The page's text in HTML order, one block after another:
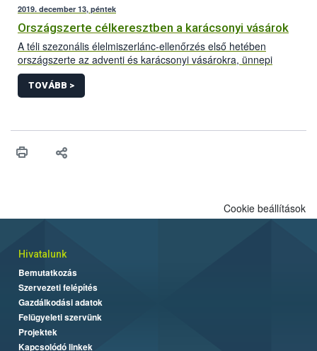
2019. december 13, péntek
Országszerte célkeresztben a karácsonyi vásárok
A téli szezonális élelmiszerlánc-ellenőrzés első hetében
országszerte az adventi és karácsonyi vásárokra, ünnepi
rendezvényekre és azok portékáira fókuszáltak az
élelmiszerlánc-biztonsági szakemberek. Eddig főként kisebb, az
élelmiszerbiztonságot kevésbé veszélyeztető, zömében azonnal
tevékenység felfüggesztését, bírság kiszabását – vonták maguk
TOVÁBB >
Cookie beállítások
Hivatalunk
Bemutatkozás
Szervezeti felépítés
Gazdálkodási adatok
Felügyeleti szervünk
Projektek
Kapcsolódó linkek